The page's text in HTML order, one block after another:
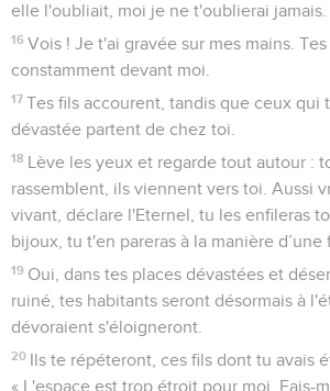
elle l'oubliait, moi je ne t'oublierai jamais.
16 Vois ! Je t'ai gravée sur mes mains.
constamment devant moi.
17 Tes fils accourent, tandis que ceux qui
dévastée partent de chez toi.
18 Lève les yeux et regarde tout autour :
rassemblent, ils viennent vers toi. Aussi
vivant, déclare l'Eternel, tu les enfileras
bijoux, tu t'en pareras à la manière d’une
19 Oui, dans tes places dévastées et
ruiné, tes habitants seront désormais à
dévoraient s'éloigneront.
20 Ils te répéteront, ces fils dont tu avais
« L'espace est trop étroit pour moi. Fais-